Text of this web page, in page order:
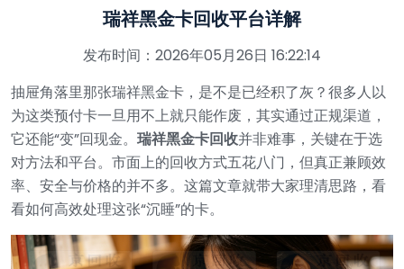
瑞祥黑金卡回收平台详解
发布时间：2026年05月26日 16:22:14
抽屉角落里那张瑞祥黑金卡，是不是已经积了灰？很多人以
为这类预付卡一旦用不上就只能作废，其实通过正规渠道，
它还能“变”回现金。 瑞祥黑金卡回收并非难事，关键在于选
对方法和平台。市面上的回收方式五花八门，但真正兼顾效
率、安全与价格的并不多。这篇文章就带大家理清思路，看
看如何高效处理这张“沉睡”的卡。